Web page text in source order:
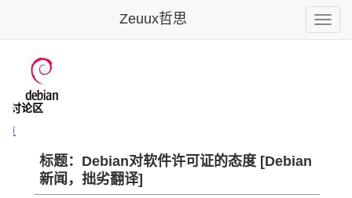
Toggle
Zeuux哲思
讨论区
页
标题：Debian对软件许可证的态度 [Debian
新闻，拙劣翻译]